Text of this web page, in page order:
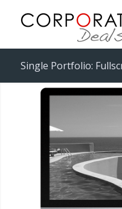
Single Portfolio: